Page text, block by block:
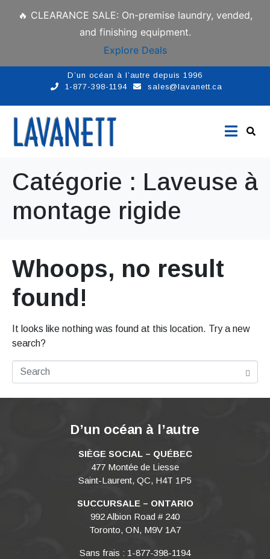
🔥 CLEARANCE SALE: On-premise laundry, vended,
and finishing equipment.
Explore Deals
D’un océan à l’autre depuis 1996
1-877-398-1194
sales@lavanett.ca
Catégorie : Laveuse à
montage rigide
Whoops, no result
found!
It looks like nothing was found at this location. Try a new
search?
D’un océan à l’autre
SIÈGE SOCIAL – QUÉBEC
477 Montée de Liesse
Saint-Laurent, QC, H4T 1P5
SUCCURSALE – ONTARIO
992 Albion Road # 240
Toronto, ON, M9V 1A7
Sans frais : 1-877-398-1194